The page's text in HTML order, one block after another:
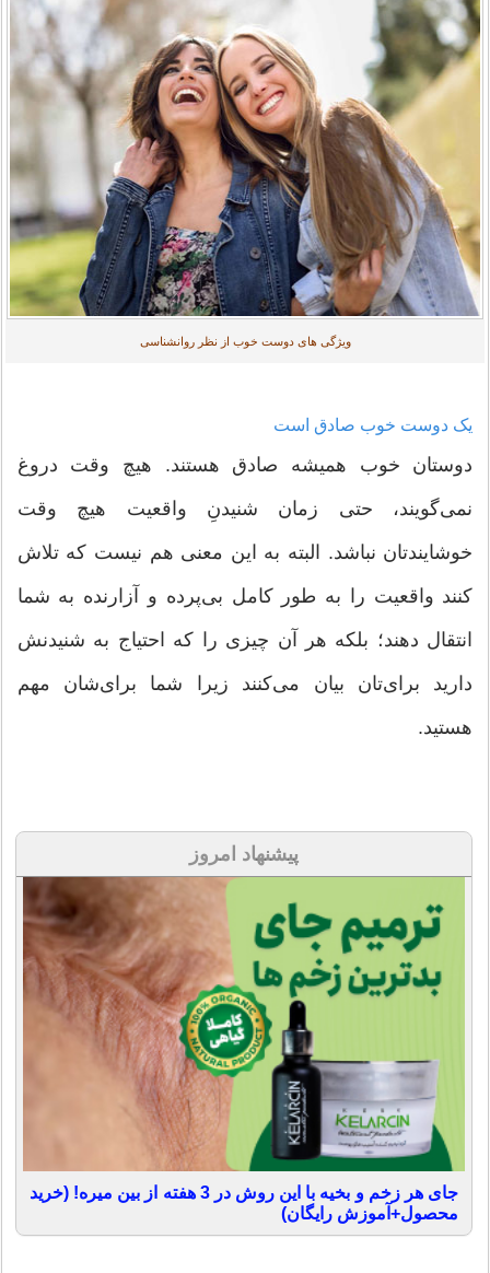
ویژگی های دوست خوب از نظر روانشناسی
یک دوست خوب صادق است
دوستان خوب همیشه صادق هستند. هیچ وقت دروغ
نمی‌گویند، حتی زمان شنیدنِ واقعیت هیچ وقت
خوشایندتان نباشد. البته به این معنی هم نیست که تلاش
کنند واقعیت را به طور کامل بی‌پرده و آزارنده به شما
انتقال دهند؛ بلکه هر آن چیزی را که احتیاج به شنیدنش
دارید برای‌تان بیان می‌کنند زیرا شما برای‌شان مهم
هستید.
پیشنهاد امروز
جای هر زخم و بخیه با این روش در 3 هفته از بین میره! (خرید
محصول+آموزش رایگان)